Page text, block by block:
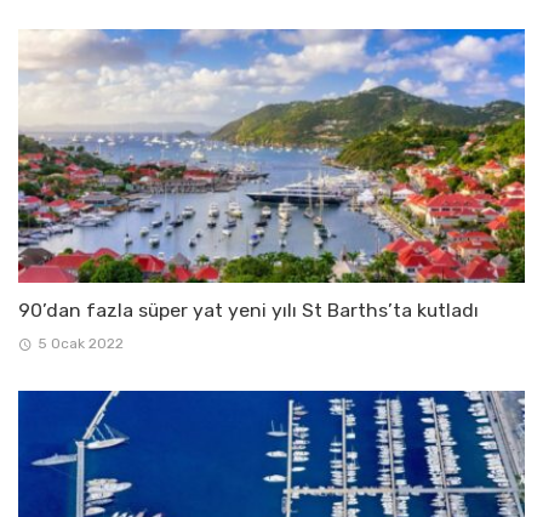
90’dan fazla süper yat yeni yılı St Barths’ta kutladı
5 Ocak 2022